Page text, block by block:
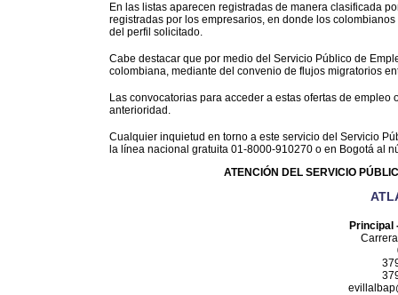
En las listas aparecen registradas de manera clasificada
registradas por los empresarios, en donde los
del perfil solicitado.
Cabe destacar que por medio del Servicio Público de
colombiana, mediante del convenio de flujos migratorios
Las convocatorias para acceder a estas ofertas de
anterioridad.
Cualquier inquietud en torno a este servicio del Servicio
la línea nacional gratuita 01-8000-910270 o en Bogotá al
ATENCIÓN DEL SERVICIO
Principal